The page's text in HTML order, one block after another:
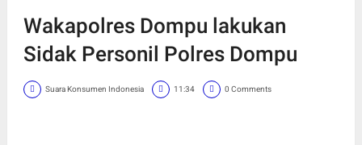
Wakapolres Dompu lakukan
Sidak Personil Polres Dompu
Suara Konsumen Indonesia 11:34 0 Comments